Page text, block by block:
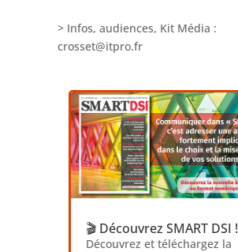
> Infos, audiences, Kit Média :
crosset@itpro.fr
🎬 Découvrez SMART DSI !
Découvrez et téléchargez la